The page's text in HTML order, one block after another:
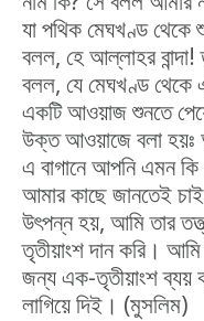
যা পথিক মেঘখণ্ড থেকে
বলল, হে আল্লাহর
বলল, যে মেঘখণ্ড থেকে
একটি আওয়াজ শুনতে
উক্ত আওয়াজে বলা হয়ঃ
এ বাগানে আপনি এমন
আমার কাছে জানতেই
উৎপন্ন হয়, আমি তার
তৃতীয়াংশ দান করি।
জন্য এক-তৃতীয়াংশ ব্যয়
লাগিয়ে দিই। (মুসলিম)